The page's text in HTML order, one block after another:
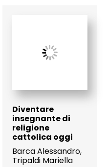
Diventare
insegnante di
religione
cattolica oggi
Barca Alessandro,
Tripaldi Mariella